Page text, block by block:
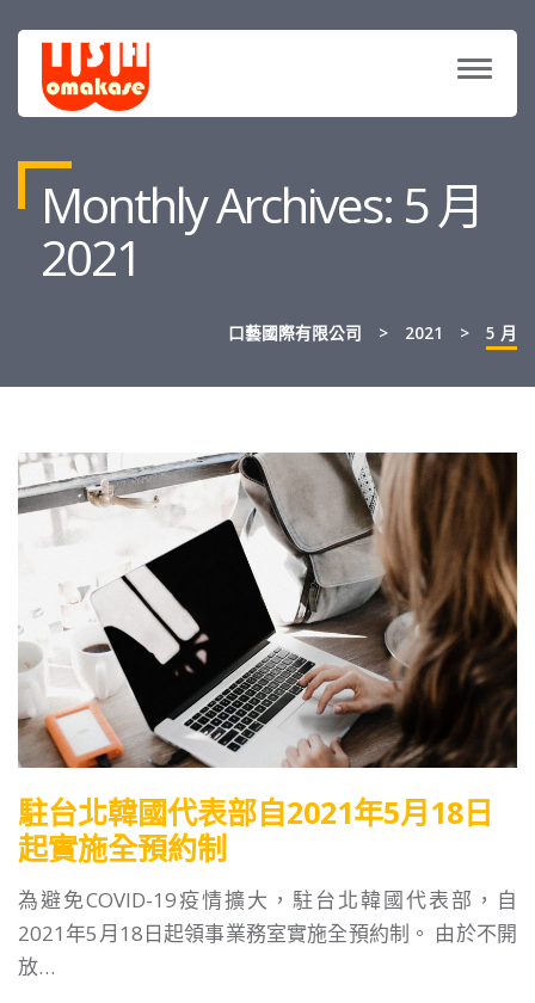
Monthly Archives: 5 月
2021
口藝國際有限公司 > 2021 > 5 月
駐台北韓國代表部自2021年5月18日
起實施全預約制
為避免COVID-19疫情擴大，駐台北韓國代表部，自
2021年5月18日起領事業務室實施全預約制。 由於不開
放…